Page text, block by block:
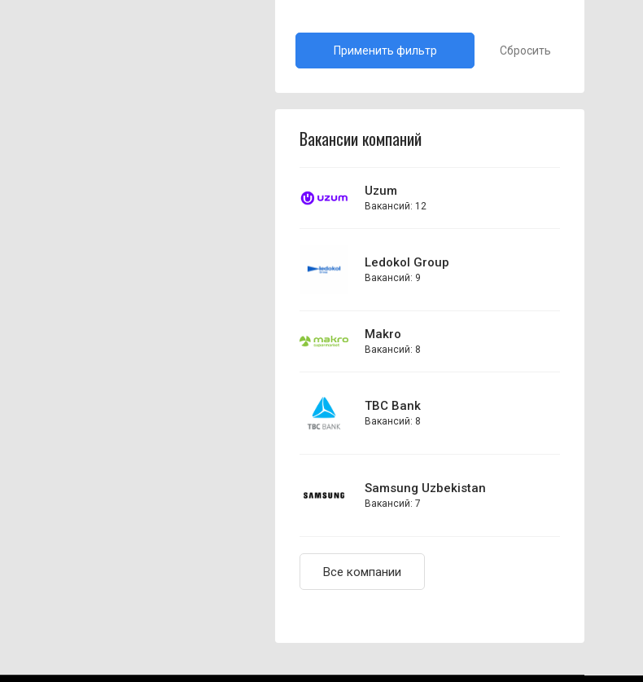
Сбросить
Вакансии компаний
Uzum
Вакансий: 12
Ledokol Group
Вакансий: 9
Makro
Вакансий: 8
TBC Bank
Вакансий: 8
Samsung Uzbekistan
Вакансий: 7
Все компании